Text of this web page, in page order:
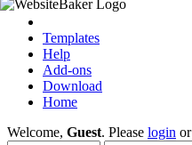
Templates
Help
Add-ons
Download
Home
Welcome, Guest. Please login or